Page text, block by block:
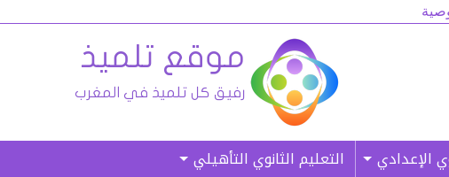
الإعدادي التعليم الثانوي التأهيلي